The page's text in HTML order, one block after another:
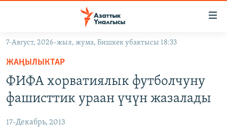
Навигацияга
өтүңүз
Издөөгө
салыңыз
ЭКОНОМИКА
ДҮЙНӨ
БОРБОР АЗИЯ
УКРАИНА
АТАЙЫН ИЛИКТӨӨ
7-Август, 2026-жыл, жума, Бишкек убактысы 18:33
ЖАҢЫЛЫКТАР
ФИФА хорватиялык футболчуну
фашисттик ураан үчүн жазалады
17-Декабрь, 2013